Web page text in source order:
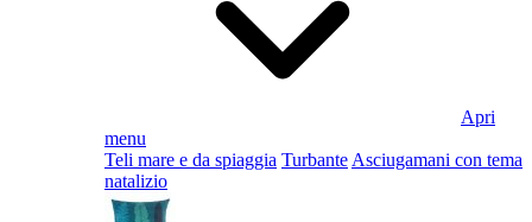
Apri
menu
Teli mare e da spiaggia Turbante Asciugamani con tema
natalizio